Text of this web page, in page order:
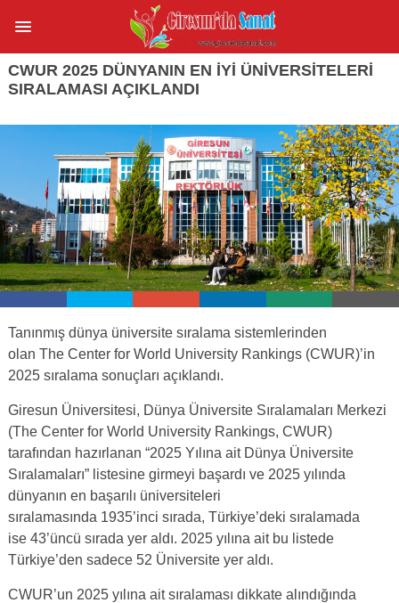
CWUR 2025 DÜNYANIN EN İYI ÜNIVERSITELERI
SIRALAMASI AÇIKLANDI
Tanınmış dünya üniversite sıralama sistemlerinden
olan The Center for World University Rankings (CWUR)’in
2025 sıralama sonuçları açıklandı.
Giresun Üniversitesi, Dünya Üniversite Sıralamaları Merkezi
(The Center for World University Rankings, CWUR)
tarafından hazırlanan “2025 Yılına ait Dünya Üniversite
Sıralamaları” listesine girmeyi başardı ve 2025 yılında
dünyanın en başarılı üniversiteleri
sıralamasında 1935’inci sırada, Türkiye’deki sıralamada
ise 43’üncü sırada yer aldı. 2025 yılına ait bu listede
Türkiye’den sadece 52 Üniversite yer aldı.
CWUR’un 2025 yılına ait sıralaması dikkate alındığında